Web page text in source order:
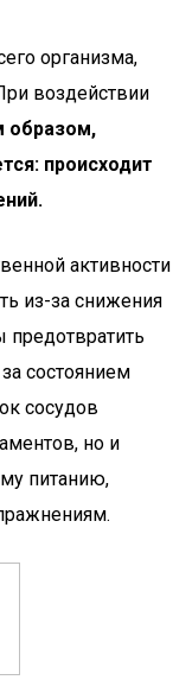
организма,
воздействии
образом,
происходит
активности
из-за снижения
предотвратить
состоянием
сосудов
но и
питанию,